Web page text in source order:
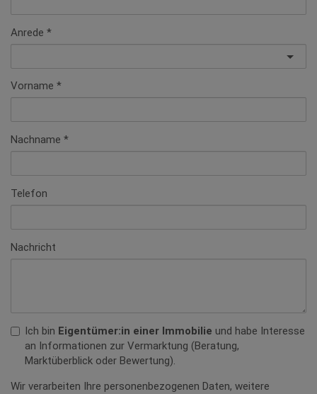
Anrede
Vorname
Nachname
Telefon
Nachricht
Ich bin Eigentümer:in einer Immobilie und habe Interesse
an Informationen zur Vermarktung (Beratung,
Marktüberblick oder Bewertung).
Wir verarbeiten Ihre personenbezogenen Daten, weitere